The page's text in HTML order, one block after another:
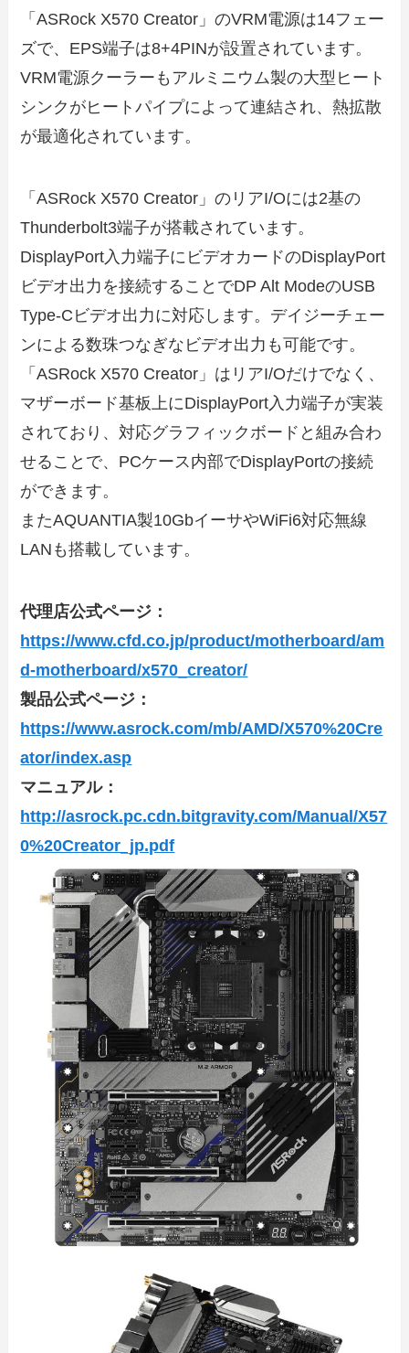
「ASRock X570 Creator」のVRM電源は14フェー
ズで、EPS端子は8+4PINが設置されています。
VRM電源クーラーもアルミニウム製の大型ヒート
シンクがヒートパイプによって連結され、熱拡散
が最適化されています。
「ASRock X570 Creator」のリアI/Oには2基の
Thunderbolt3端子が搭載されています。
DisplayPort入力端子にビデオカードのDisplayPort
ビデオ出力を接続することでDP Alt ModeのUSB
Type-Cビデオ出力に対応します。デイジーチェー
ンによる数珠つなぎなビデオ出力も可能です。
「ASRock X570 Creator」はリアI/Oだけでなく、
マザーボード基板上にDisplayPort入力端子が実装
されており、対応グラフィックボードと組み合わ
せることで、PCケース内部でDisplayPortの接続
ができます。
またAQUANTIA製10GbイーサやWiFi6対応無線
LANも搭載しています。
代理店公式ページ：
https://www.cfd.co.jp/product/motherboard/am
d-motherboard/x570_creator/
製品公式ページ：
https://www.asrock.com/mb/AMD/X570%20Cre
ator/index.asp
マニュアル：
http://asrock.pc.cdn.bitgravity.com/Manual/X57
0%20Creator_jp.pdf